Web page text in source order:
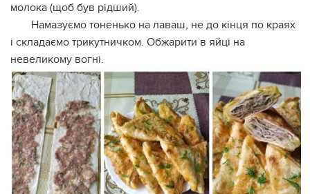
молока (щоб був рідший).
Намазуємо тоненько на лаваш, не до кінця по краях
і складаємо трикутничком. Обжарити в яйці на
невеликому вогні.